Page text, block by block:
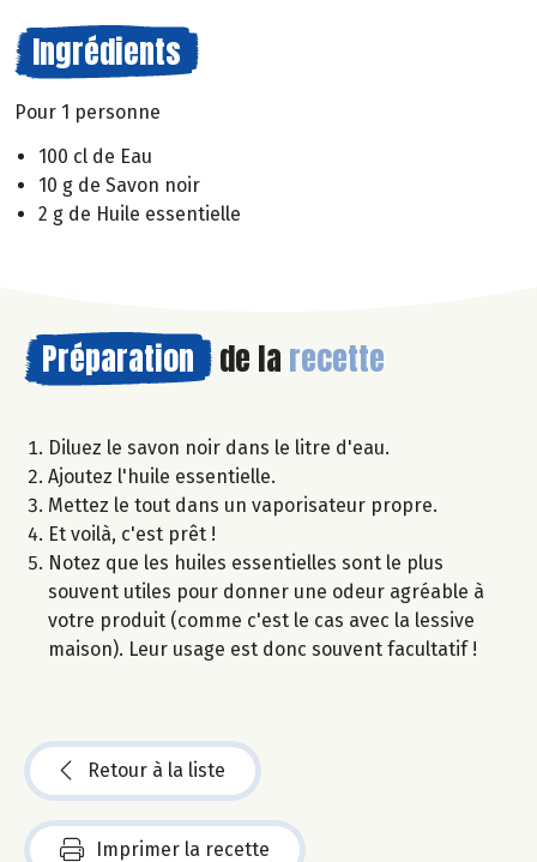
Ingrédients
Pour 1 personne
100 cl de Eau
10 g de Savon noir
2 g de Huile essentielle
Préparation de la recette
Diluez le savon noir dans le litre d'eau.
Ajoutez l'huile essentielle.
Mettez le tout dans un vaporisateur propre.
Et voilà, c'est prêt !
Notez que les huiles essentielles sont le plus
souvent utiles pour donner une odeur agréable à
votre produit (comme c'est le cas avec la lessive
maison). Leur usage est donc souvent facultatif !
Retour à la liste
Imprimer la recette